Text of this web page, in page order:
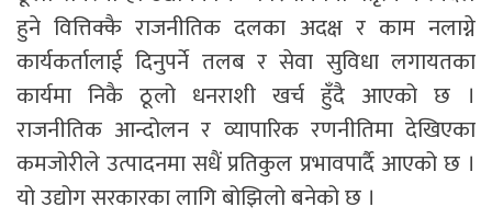
हुने वित्तिक्कै राजनीतिक दलका अदक्ष र काम नलाग्ने
कार्यकर्तालाई दिनुपर्ने तलब र सेवा सुविधा लगायतका
कार्यमा निकै ठूलो धनराशी खर्च हुँदै आएको छ ।
राजनीतिक आन्दोलन र व्यापारिक रणनीतिमा देखिएका
कमजोरीले उत्पादनमा सधैं प्रतिकुल प्रभावपार्दै आएको छ ।
यो उद्योग सरकारका लागि बोझिलो बनेको छ ।